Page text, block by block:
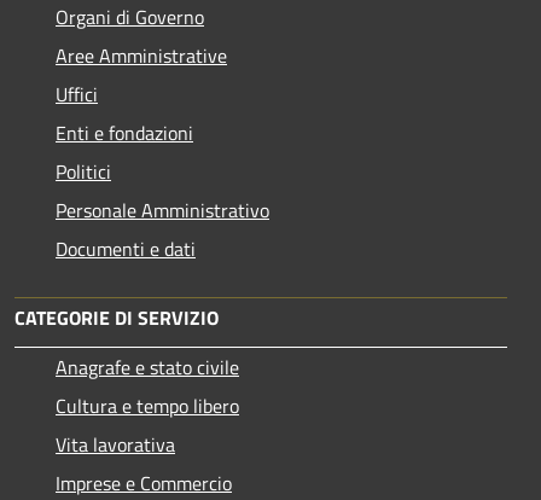
Organi di Governo
Aree Amministrative
Uffici
Enti e fondazioni
Politici
Personale Amministrativo
Documenti e dati
CATEGORIE DI SERVIZIO
Anagrafe e stato civile
Cultura e tempo libero
Vita lavorativa
Imprese e Commercio